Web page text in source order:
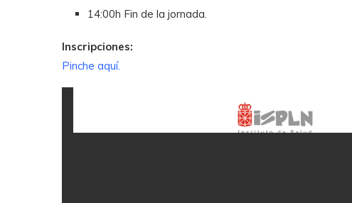
14:00h Fin de la jornada.
Inscripciones:
Pinche aquí.